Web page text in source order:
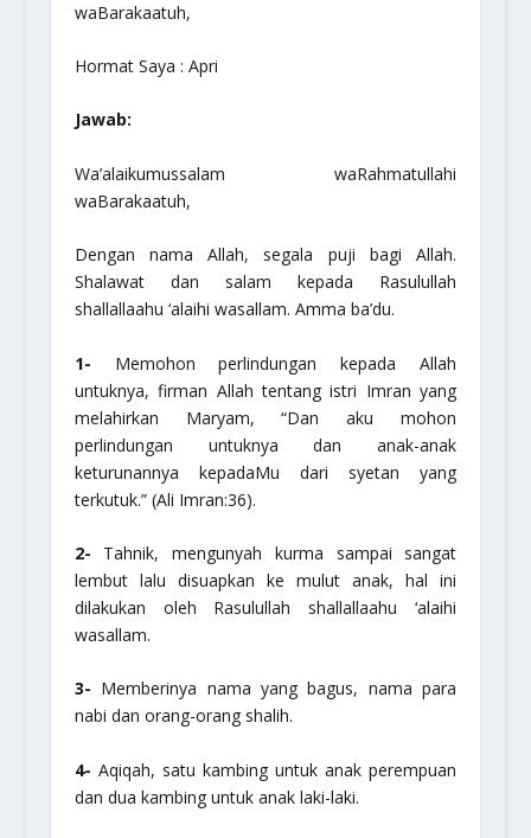
waBarakaatuh,
Hormat Saya : Apri
Jawab:
Wa’alaikumussalam waRahmatullahi
waBarakaatuh,
Dengan nama Allah, segala puji bagi Allah.
Shalawat dan salam kepada Rasulullah
shallallaahu ‘alaihi wasallam. Amma ba’du.
1- Memohon perlindungan kepada Allah
untuknya, firman Allah tentang istri Imran yang
melahirkan Maryam, “Dan aku mohon
perlindungan untuknya dan anak-anak
keturunannya kepadaMu dari syetan yang
terkutuk.” (Ali Imran:36).
2- Tahnik, mengunyah kurma sampai sangat
lembut lalu disuapkan ke mulut anak, hal ini
dilakukan oleh Rasulullah shallallaahu ‘alaihi
wasallam.
3- Memberinya nama yang bagus, nama para
nabi dan orang-orang shalih.
4- Aqiqah, satu kambing untuk anak perempuan
dan dua kambing untuk anak laki-laki.